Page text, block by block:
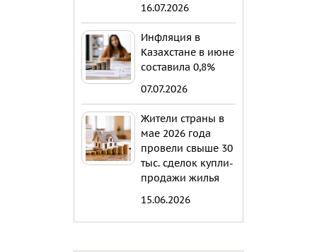
16.07.2026
Инфляция в
Казахстане в июне
составила 0,8%
07.07.2026
Жители страны в
мае 2026 года
провели свыше 30
тыс. сделок купли-
продажи жилья
15.06.2026